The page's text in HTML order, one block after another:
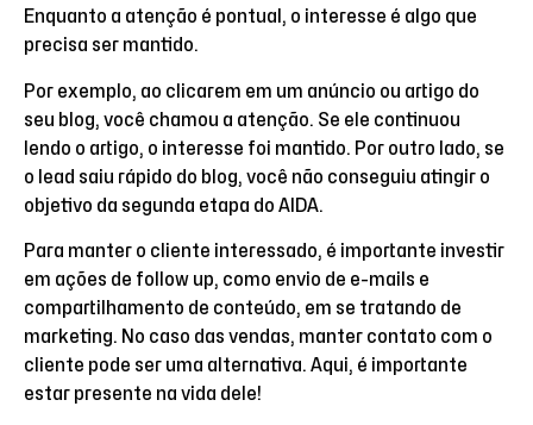
Enquanto a atenção é pontual, o interesse é algo que
precisa ser mantido.
Por exemplo, ao clicarem em um anúncio ou artigo do
seu blog, você chamou a atenção. Se ele continuou
lendo o artigo, o interesse foi mantido. Por outro lado, se
o lead saiu rápido do blog, você não conseguiu atingir o
objetivo da segunda etapa do AIDA.
Para manter o cliente interessado, é importante investir
em ações de follow up, como envio de e-mails e
compartilhamento de conteúdo, em se tratando de
marketing. No caso das vendas, manter contato com o
cliente pode ser uma alternativa. Aqui, é importante
estar presente na vida dele!